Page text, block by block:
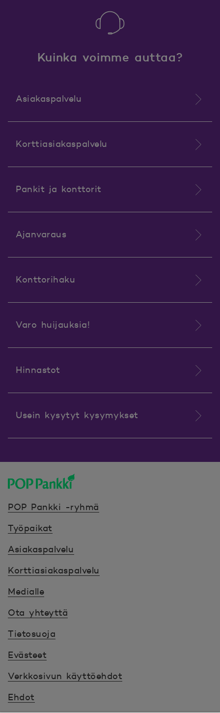
Kuinka voimme auttaa?
Asiakaspalvelu
Korttiasiakaspalvelu
Pankit ja konttorit
Ajanvaraus
Konttorihaku
Varo huijauksia!
Hinnastot
Usein kysytyt kysymykset
POP Pankki -ryhmä
Työpaikat
Asiakaspalvelu
Korttiasiakaspalvelu
Medialle
Ota yhteyttä
Tietosuoja
Evästeet
Verkkosivun käyttöehdot
Ehdot